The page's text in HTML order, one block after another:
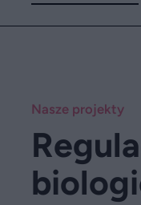
Nasze projekty